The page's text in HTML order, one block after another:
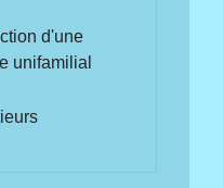
d'une
unifamilial